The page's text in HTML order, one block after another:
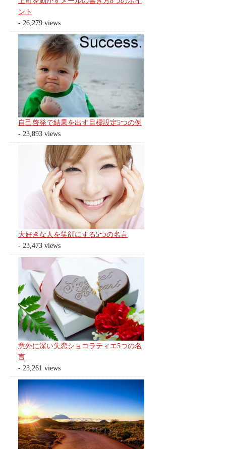
ント
- 26,279 views
自己啓発で結果を出す目標設定5つの例
- 23,893 views
大好きな人を笑顔にする5つの名言
- 23,473 views
意外に深い失恋ショコラティエ5つの名
言
- 23,261 views